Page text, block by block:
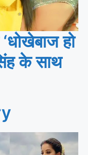
हो
के साथ